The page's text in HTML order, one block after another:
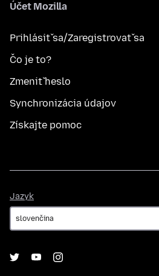
Účet Mozilla
Prihlásiť sa/Zaregistrovať sa
Čo je to?
Zmeniť heslo
Synchronizácia údajov
Získajte pomoc
Jazyk